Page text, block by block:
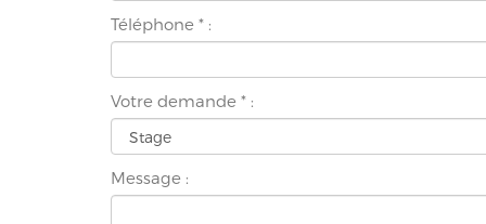
Téléphone * :
Votre demande * :
Message :